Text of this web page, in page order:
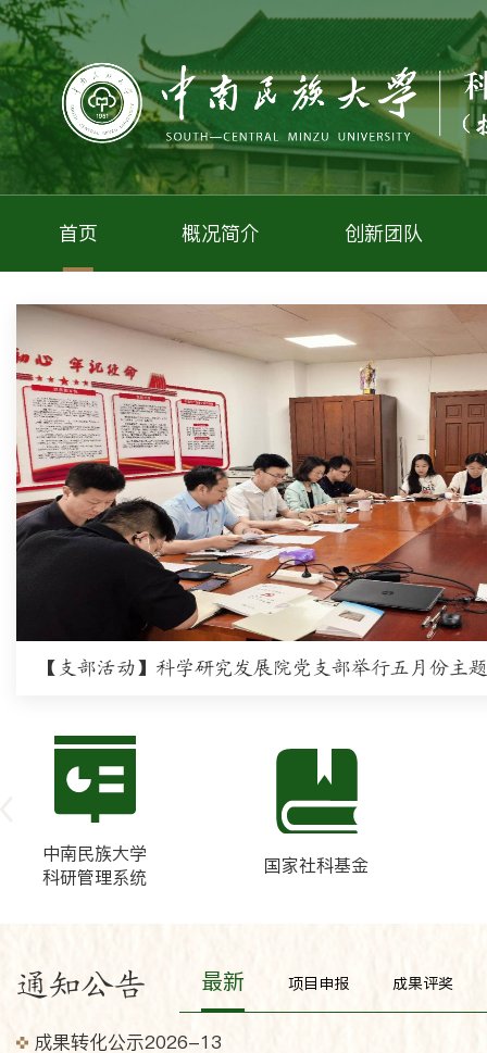
首页 概况简介 创新团队
中南民族大学
科研管理系统
国家社科基金
通知公告 最新 项目申报 成果评奖
成果转化公示2026-13